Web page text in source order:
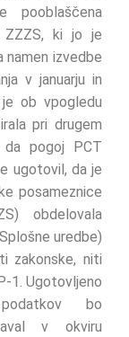
ZZZS, ki jo je
namen izvedbe
v januarju in
ob vpogledu
pri drugem
da pogoj PCT
ugotovil, da je
posameznice
obdelovala
uredbe)
zakonske, niti
1. Ugotovljeno
bo
v okviru